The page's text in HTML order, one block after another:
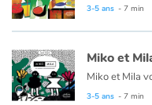
Apprendre les langues
Dyslexie, troubles de la
3-5 ans - 7 min
Miko et
3-5 ans - 7 min